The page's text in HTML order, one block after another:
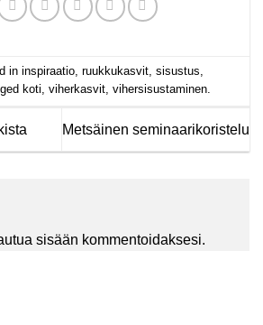
ininspiraatio ,ruukkukasvit ,sisustus
koti ,viherkasvit ,vihersisustaminen
Metsäinen seminaarikoristelu
sisään kommentoidaksesi.